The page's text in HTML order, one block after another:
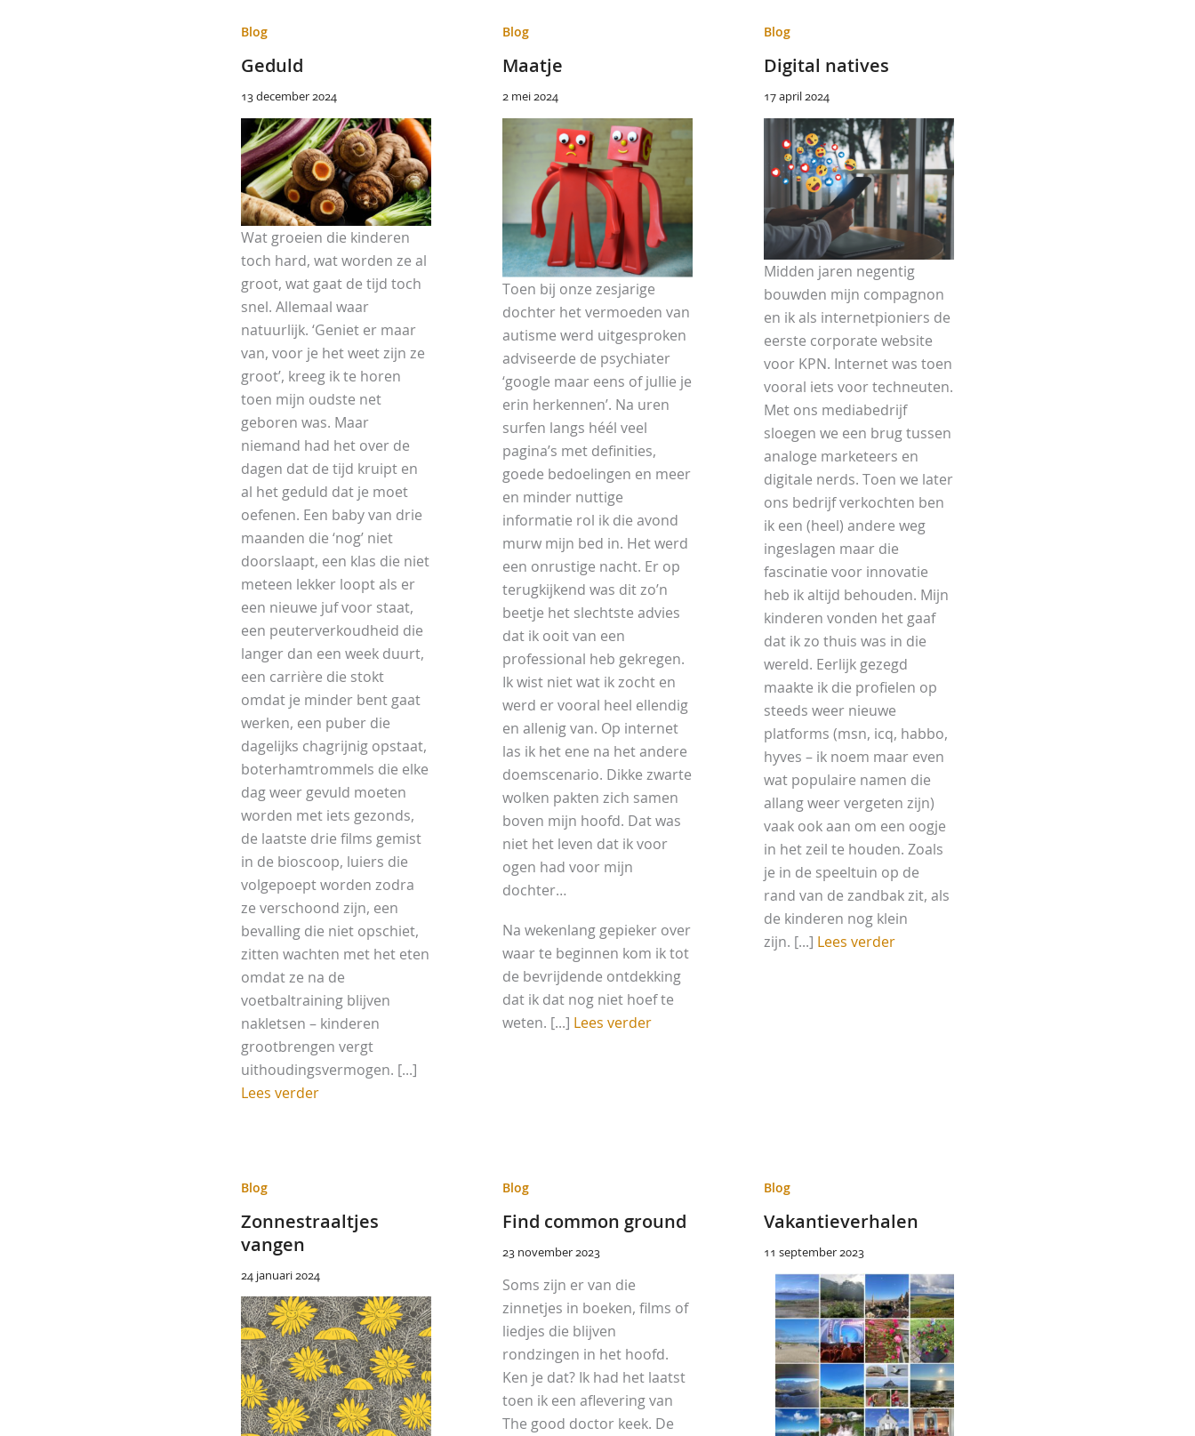
Blog
Geduld
13 december 2024
Wat groeien die kinderen
toch hard, wat worden ze al
groot, wat gaat de tijd toch
snel. Allemaal waar
natuurlijk. ‘Geniet er maar
van, voor je het weet zijn ze
groot’, kreeg ik te horen
toen mijn oudste net
geboren was. Maar
niemand had het over de
dagen dat de tijd kruipt en
al het geduld dat je moet
oefenen. Een baby van drie
maanden die ‘nog’ niet
doorslaapt, een klas die niet
meteen lekker loopt als er
een nieuwe juf voor staat,
een peuterverkoudheid die
langer dan een week duurt,
een carrière die stokt
omdat je minder bent gaat
werken, een puber die
dagelijks chagrijnig opstaat,
boterhamtrommels die elke
dag weer gevuld moeten
worden met iets gezonds,
de laatste drie films gemist
in de bioscoop, luiers die
volgepoept worden zodra
ze verschoond zijn, een
bevalling die niet opschiet,
zitten wachten met het eten
omdat ze na de
voetbaltraining blijven
nakletsen – kinderen
grootbrengen vergt
uithoudingsvermogen. [...]
Lees verder
Blog
Maatje
2 mei 2024
Toen bij onze zesjarige
dochter het vermoeden van
autisme werd uitgesproken
adviseerde de psychiater
‘google maar eens of jullie je
erin herkennen’. Na uren
surfen langs héél veel
pagina’s met definities,
goede bedoelingen en meer
en minder nuttige
informatie rol ik die avond
murw mijn bed in. Het werd
een onrustige nacht. Er op
terugkijkend was dit zo’n
beetje het slechtste advies
dat ik ooit van een
professional heb gekregen.
Ik wist niet wat ik zocht en
werd er vooral heel ellendig
en allenig van. Op internet
las ik het ene na het andere
doemscenario. Dikke zwarte
wolken pakten zich samen
boven mijn hoofd. Dat was
niet het leven dat ik voor
ogen had voor mijn
dochter…
Na wekenlang gepieker over
waar te beginnen kom ik tot
de bevrijdende ontdekking
dat ik dat nog niet hoef te
weten. [...] Lees verder
Blog
Digital natives
17 april 2024
Midden jaren negentig
bouwden mijn compagnon
en ik als internetpioniers de
eerste corporate website
voor KPN. Internet was toen
vooral iets voor techneuten.
Met ons mediabedrijf
sloegen we een brug tussen
analoge marketeers en
digitale nerds. Toen we later
ons bedrijf verkochten ben
ik een (heel) andere weg
ingeslagen maar die
fascinatie voor innovatie
heb ik altijd behouden. Mijn
kinderen vonden het gaaf
dat ik zo thuis was in die
wereld. Eerlijk gezegd
maakte ik die profielen op
steeds weer nieuwe
platforms (msn, icq, habbo,
hyves – ik noem maar even
wat populaire namen die
allang weer vergeten zijn)
vaak ook aan om een oogje
in het zeil te houden. Zoals
je in de speeltuin op de
rand van de zandbak zit, als
de kinderen nog klein
zijn. [...] Lees verder
Blog
Zonnestraaltjes
vangen
24 januari 2024
Blog
Find common ground
23 november 2023
Soms zijn er van die
zinnetjes in boeken, films of
liedjes die blijven
rondzingen in het hoofd.
Ken je dat? Ik had het laatst
toen ik een aflevering van
The good doctor keek. De
Blog
Vakantieverhalen
11 september 2023